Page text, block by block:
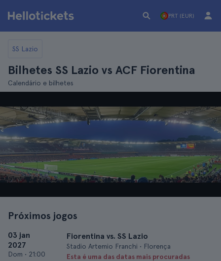
PRT (EUR)
SS Lazio
Bilhetes SS Lazio vs ACF Fiorentina
Calendário e bilhetes
Próximos jogos
03 jan
2027
Dom • 21:00
Fiorentina vs. SS Lazio
Stadio Artemio Franchi • Florença
Esta é uma das datas mais procuradas